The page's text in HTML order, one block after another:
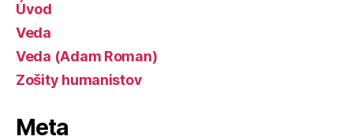
Úvod
Veda
Veda (Adam Roman)
Zošity humanistov
Meta